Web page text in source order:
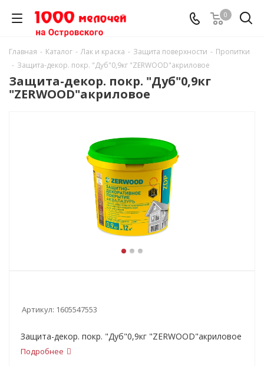
0
Главная - Каталог - Лак и краска - Защита поверхности - Пропитки
- Защита-декор. покр. "Дуб"0,9кг "ZERWOOD"акриловое
Защита-декор. покр. "Дуб"0,9кг
"ZERWOOD"акриловое
Артикул: 1605547553
Защита-декор. покр. "Дуб"0,9кг "ZERWOOD"акриловое
Подробнее